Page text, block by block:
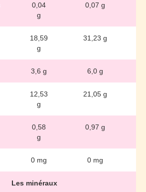
0,04
g
0,07 g
18,59
g
31,23 g
3,6 g 6,0 g
12,53
g
21,05 g
0,58
g
0,97 g
0 mg 0 mg
Les minéraux